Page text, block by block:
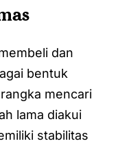
dan
bentuk
mencari
lama diakui
stabilitas